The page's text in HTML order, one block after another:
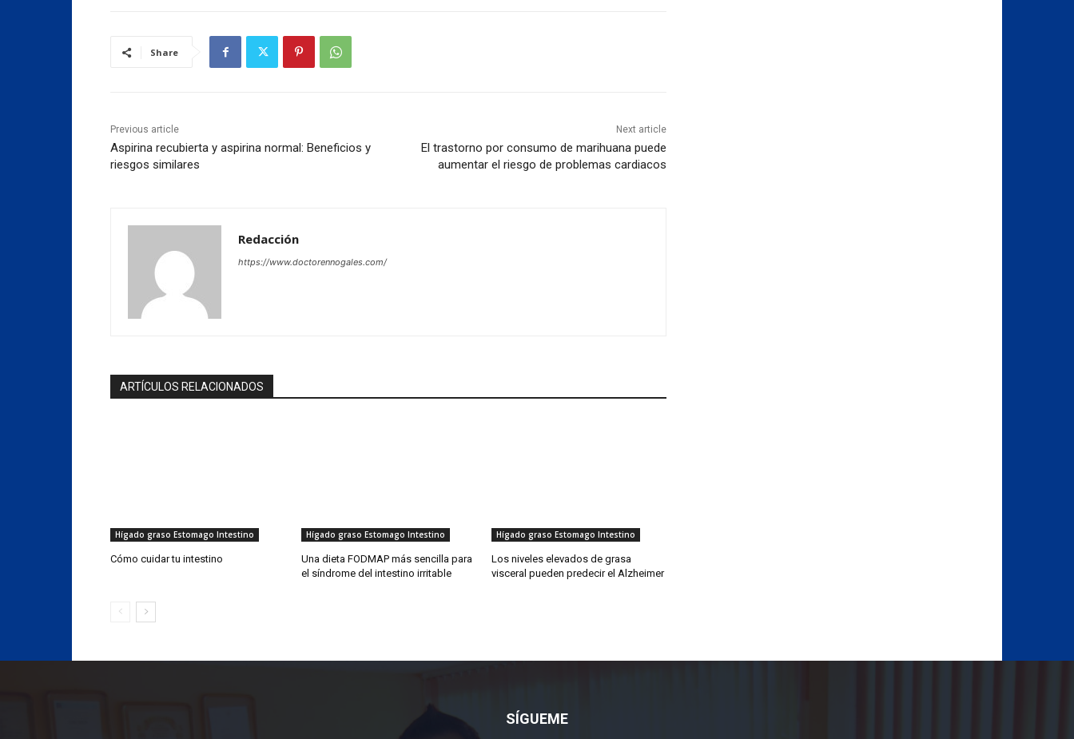
Share
Previous article
Aspirina recubierta y aspirina normal: Beneficios y
riesgos similares
Next article
El trastorno por consumo de marihuana puede
aumentar el riesgo de problemas cardiacos
Redacción
https://www.doctorennogales.com/
ARTÍCULOS RELACIONADOS
Hígado graso Estomago Intestino
Cómo cuidar tu intestino
Hígado graso Estomago Intestino
Una dieta FODMAP más sencilla para
el síndrome del intestino irritable
Hígado graso Estomago Intestino
Los niveles elevados de grasa
visceral pueden predecir el Alzheimer
SÍGUEME